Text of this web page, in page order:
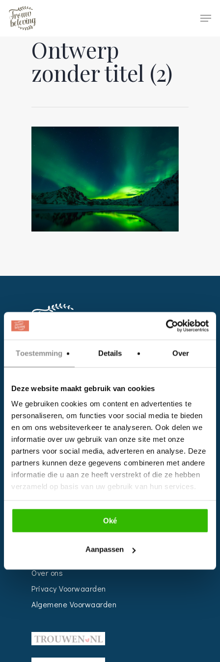
Toestemming Details Over
Deze website maakt gebruik van cookies
We gebruiken cookies om content en advertenties te
personaliseren, om functies voor social media te bieden
en om ons websiteverkeer te analyseren. Ook delen we
informatie over uw gebruik van onze site met onze
partners voor social media, adverteren en analyse. Deze
partners kunnen deze gegevens combineren met andere
informatie die u aan ze heeft verstrekt of die ze hebben
verzameld op basis van uw gebruik van hun services.
Oké
Aanpassen
Hit enter to search or ESC to close
Ontwerp
zonder titel (2)
Facebook
EVENTS
Kalender
Bedrijven
Weddingplanner
Over ons
Privacy Voorwaarden
Algemene Voorwaarden